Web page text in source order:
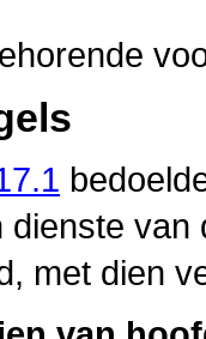
dienste
met dien